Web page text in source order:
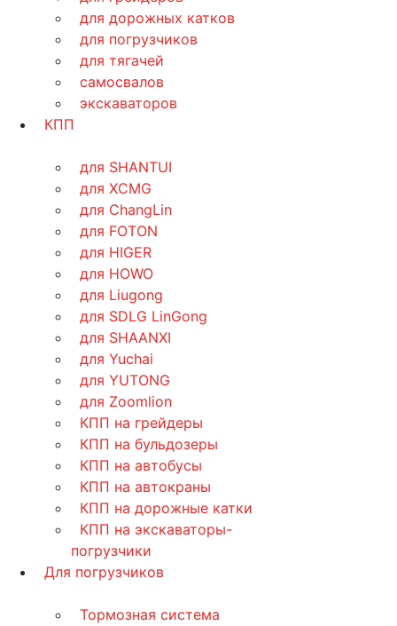
для дорожных катков
для погрузчиков
для тягачей
самосвалов
экскаваторов
КПП
для SHANTUI
для XCMG
для ChangLin
для FOTON
для HIGER
для HOWO
для Liugong
для SDLG LinGong
для SHAANXI
для Yuchai
для YUTONG
для Zoomlion
КПП на грейдеры
КПП на бульдозеры
КПП на автобусы
КПП на автокраны
КПП на дорожные катки
КПП на экскаваторы-
погрузчики
Для погрузчиков
Тормозная система